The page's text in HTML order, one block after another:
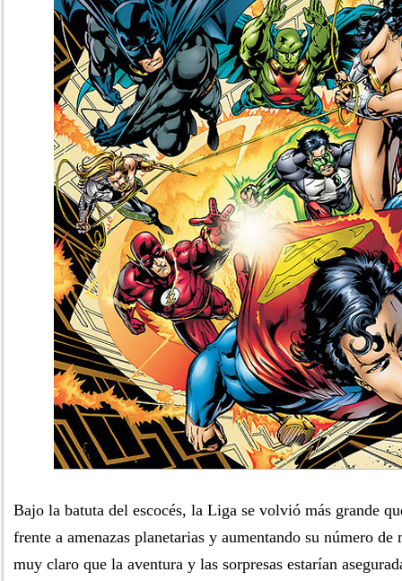
Bajo la batuta del escocés, la Liga se volvió más grande
frente a amenazas planetarias y aumentando su número de
muy claro que la aventura y las sorpresas estarían